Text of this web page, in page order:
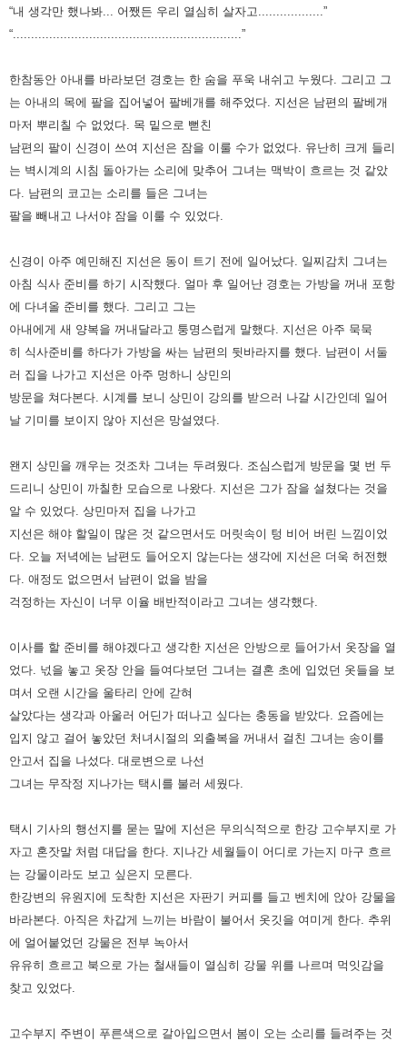
“내 생각만 했나봐... 어쨌든 우리 열심히 살자고..................”
“...............................................................”
한참동안 아내를 바라보던 경호는 한 숨을 푸욱 내쉬고 누웠다. 그리고 그
는 아내의 목에 팔을 집어넣어 팔베개를 해주었다. 지선은 남편의 팔베개
마저 뿌리칠 수 없었다. 목 밑으로 뻗친
남편의 팔이 신경이 쓰여 지선은 잠을 이룰 수가 없었다. 유난히 크게 들리
는 벽시계의 시침 돌아가는 소리에 맞추어 그녀는 맥박이 흐르는 것 같았
다. 남편의 코고는 소리를 들은 그녀는
팔을 빼내고 나서야 잠을 이룰 수 있었다.
신경이 아주 예민해진 지선은 동이 트기 전에 일어났다. 일찌감치 그녀는
아침 식사 준비를 하기 시작했다. 얼마 후 일어난 경호는 가방을 꺼내 포항
에 다녀올 준비를 했다. 그리고 그는
아내에게 새 양복을 꺼내달라고 퉁명스럽게 말했다. 지선은 아주 묵묵
히 식사준비를 하다가 가방을 싸는 남편의 뒷바라지를 했다. 남편이 서둘
러 집을 나가고 지선은 아주 멍하니 상민의
방문을 쳐다본다. 시계를 보니 상민이 강의를 받으러 나갈 시간인데 일어
날 기미를 보이지 않아 지선은 망설였다.
왠지 상민을 깨우는 것조차 그녀는 두려웠다. 조심스럽게 방문을 몇 번 두
드리니 상민이 까칠한 모습으로 나왔다. 지선은 그가 잠을 설쳤다는 것을
알 수 있었다. 상민마저 집을 나가고
지선은 해야 할일이 많은 것 같으면서도 머릿속이 텅 비어 버린 느낌이었
다. 오늘 저녁에는 남편도 들어오지 않는다는 생각에 지선은 더욱 허전했
다. 애정도 없으면서 남편이 없을 밤을
걱정하는 자신이 너무 이율 배반적이라고 그녀는 생각했다.
이사를 할 준비를 해야겠다고 생각한 지선은 안방으로 들어가서 옷장을 열
었다. 넋을 놓고 옷장 안을 들여다보던 그녀는 결혼 초에 입었던 옷들을 보
며서 오랜 시간을 울타리 안에 갇혀
살았다는 생각과 아울러 어딘가 떠나고 싶다는 충동을 받았다.
요즘에는
입지 않고 걸어 놓았던 처녀시절의 외출복을 꺼내서 걸친 그녀는 송이를
안고서 집을 나섰다. 대로변으로 나선
그녀는 무작정 지나가는 택시를 불러 세웠다.
택시 기사의 행선지를 묻는 말에 지선은 무의식적으로 한강 고수부지로 가
자고 혼잣말 처럼 대답을 한다. 지나간 세월들이 어디로 가는지 마구 흐르
는 강물이라도 보고 싶은지 모른다.
한강변의 유원지에 도착한 지선은 자판기 커피를 들고 벤치에 앉아 강물을
바라본다. 아직은 차갑게 느끼는 바람이 불어서 옷깃을 여미게 한다. 추위
에 얼어붙었던 강물은 전부 녹아서
유유히 흐르고 북으로 가는 철새들이 열심히 강물 위를 나르며 먹잇감을
찾고 있었다.
고수부지 주변이 푸른색으로 갈아입으면서 봄이 오는 소리를 들려주는 것